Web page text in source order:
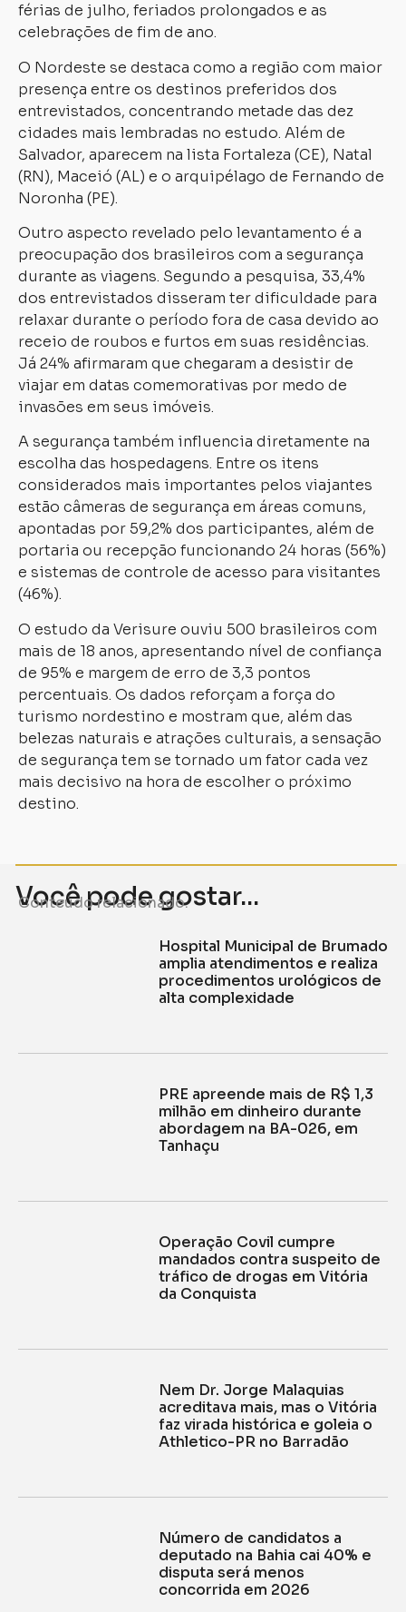
férias de julho, feriados prolongados e as
celebrações de fim de ano.
O Nordeste se destaca como a região com maior
presença entre os destinos preferidos dos
entrevistados, concentrando metade das dez
cidades mais lembradas no estudo. Além de
Salvador, aparecem na lista Fortaleza (CE), Natal
(RN), Maceió (AL) e o arquipélago de Fernando de
Noronha (PE).
Outro aspecto revelado pelo levantamento é a
preocupação dos brasileiros com a segurança
durante as viagens. Segundo a pesquisa, 33,4%
dos entrevistados disseram ter dificuldade para
relaxar durante o período fora de casa devido ao
receio de roubos e furtos em suas residências.
Já 24% afirmaram que chegaram a desistir de
viajar em datas comemorativas por medo de
invasões em seus imóveis.
A segurança também influencia diretamente na
escolha das hospedagens. Entre os itens
considerados mais importantes pelos viajantes
estão câmeras de segurança em áreas comuns,
apontadas por 59,2% dos participantes, além de
portaria ou recepção funcionando 24 horas (56%)
e sistemas de controle de acesso para visitantes
(46%).
O estudo da Verisure ouviu 500 brasileiros com
mais de 18 anos, apresentando nível de confiança
de 95% e margem de erro de 3,3 pontos
percentuais. Os dados reforçam a força do
turismo nordestino e mostram que, além das
belezas naturais e atrações culturais, a sensação
de segurança tem se tornado um fator cada vez
mais decisivo na hora de escolher o próximo
destino.
Você pode gostar...
Conteúdo relacionado.
Hospital Municipal de Brumado
amplia atendimentos e realiza
procedimentos urológicos de
alta complexidade
PRE apreende mais de R$ 1,3
milhão em dinheiro durante
abordagem na BA-026, em
Tanhaçu
Operação Covil cumpre
mandados contra suspeito de
tráfico de drogas em Vitória
da Conquista
Nem Dr. Jorge Malaquias
acreditava mais, mas o Vitória
faz virada histórica e goleia o
Athletico-PR no Barradão
Número de candidatos a
deputado na Bahia cai 40% e
disputa será menos
concorrida em 2026